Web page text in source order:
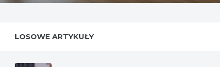
LOSOWE ARTYKUŁY